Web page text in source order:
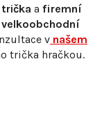
a firemní
v našem
trička hračkou.